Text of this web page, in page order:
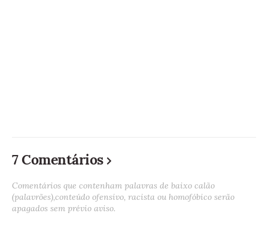
7 Comentários
Comentários que contenham palavras de baixo calão
(palavrões),conteúdo ofensivo, racista ou homofóbico serão
apagados sem prévio aviso.